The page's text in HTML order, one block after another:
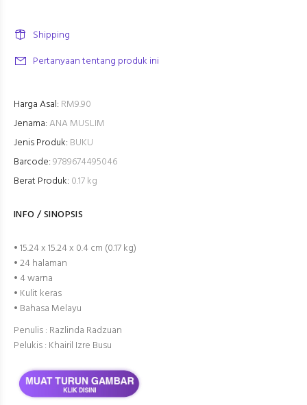
Shipping
Pertanyaan tentang produk ini
Harga Asal: RM9.90
Jenama:ANA MUSLIM
Jenis Produk: BUKU
Barcode:9789674495046
Berat Produk: 0.17 kg
INFO / SINOPSIS
• 15.24 x 15.24 x 0.4 cm (0.17 kg)
• 24 halaman
• 4 warna
• Kulit keras
• Bahasa Melayu
Penulis : Razlinda Radzuan
Pelukis : Khairil Izre Busu